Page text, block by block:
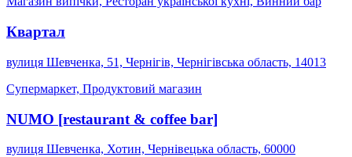
Квартал
вулиця Шевченка, 51, Чернігів, Чернігівська область, 14013
Супермаркет, Продуктовий магазин
NUMO [restaurant & coffee bar]
вулиця Шевченка, Хотин, Чернівецька область, 60000